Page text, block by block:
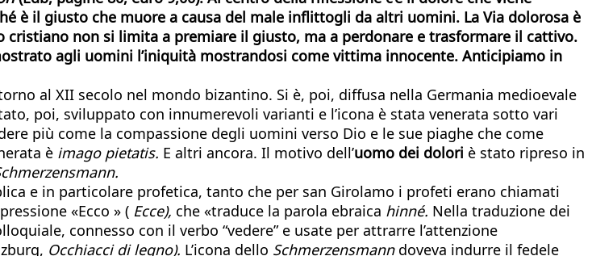
è il giusto che muore a causa del male inflittogli da altri uomini. La Via dolorosa è
cristiano non si limita a premiare il giusto, ma a perdonare e trasformare il cattivo.
agli uomini l’iniquità mostrandosi come vittima innocente. Anticipiamo in
al XII secolo nel mondo bizantino. Si è, poi, diffusa nella Germania medioevale
poi, sviluppato con innumerevoli varianti e l’icona è stata venerata sotto vari
più come la compassione degli uomini verso Dio e le sue piaghe che come
è imago pietatis. E altri ancora. Il motivo dell’uomo dei dolori è stato ripreso in
e in particolare profetica, tanto che per san Girolamo i profeti erano chiamati
«Ecco » ( Ecce), che «traduce la parola ebraica hinné. Nella traduzione dei
connesso con il verbo “vedere” e usate per attrarre l’attenzione
Occhiacci di legno). L’icona dello Schmerzensmanndoveva indurre il fedele